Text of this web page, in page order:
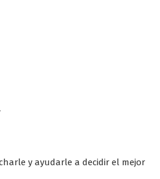
y ayudarle a decidir el mejor